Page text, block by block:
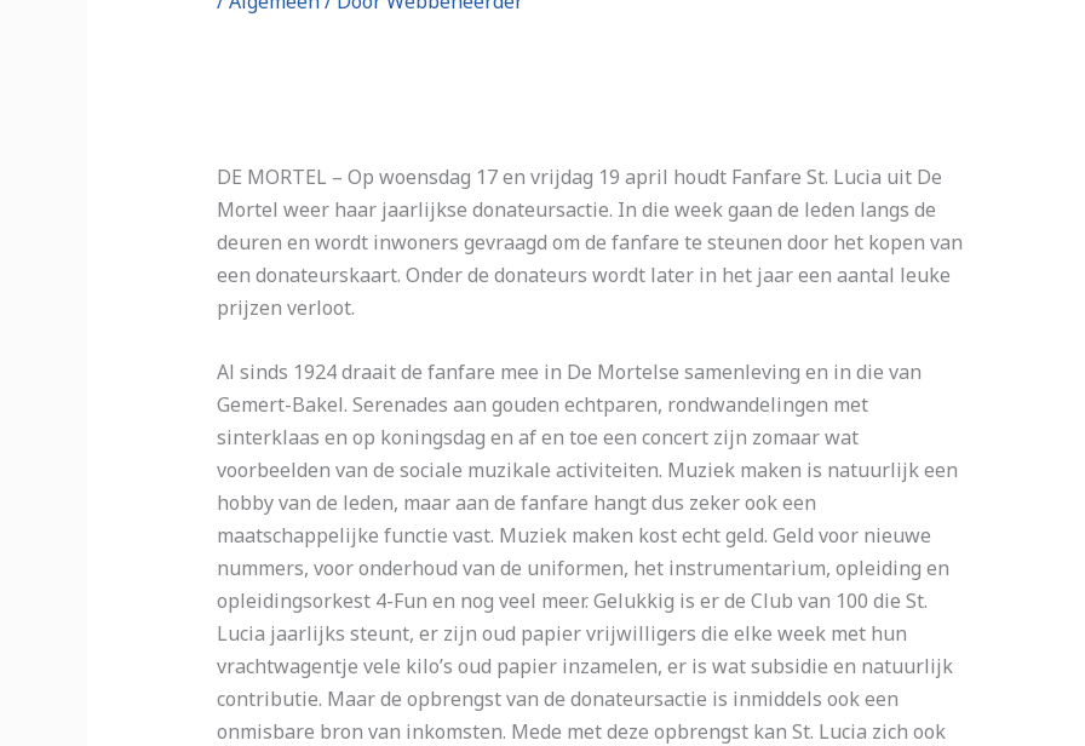
DE MORTEL – Op woensdag 17 en vrijdag 19 april houdt Fanfare St. Lucia uit De
Mortel weer haar jaarlijkse donateursactie. In die week gaan de leden langs de
deuren en wordt inwoners gevraagd om de fanfare te steunen door het kopen van
een donateurskaart. Onder de donateurs wordt later in het jaar een aantal leuke
prijzen verloot.
Al sinds 1924 draait de fanfare mee in De Mortelse samenleving en in die van
Gemert-Bakel. Serenades aan gouden echtparen, rondwandelingen met
sinterklaas en op koningsdag en af en toe een concert zijn zomaar wat
voorbeelden van de sociale muzikale activiteiten. Muziek maken is natuurlijk een
hobby van de leden, maar aan de fanfare hangt dus zeker ook een
maatschappelijke functie vast. Muziek maken kost echt geld. Geld voor nieuwe
nummers, voor onderhoud van de uniformen, het instrumentarium, opleiding en
opleidingsorkest 4-Fun en nog veel meer. Gelukkig is er de Club van 100 die St.
Lucia jaarlijks steunt, er zijn oud papier vrijwilligers die elke week met hun
vrachtwagentje vele kilo’s oud papier inzamelen, er is wat subsidie en natuurlijk
contributie. Maar de opbrengst van de donateursactie is inmiddels ook een
onmisbare bron van inkomsten. Mede met deze opbrengst kan St. Lucia zich ook